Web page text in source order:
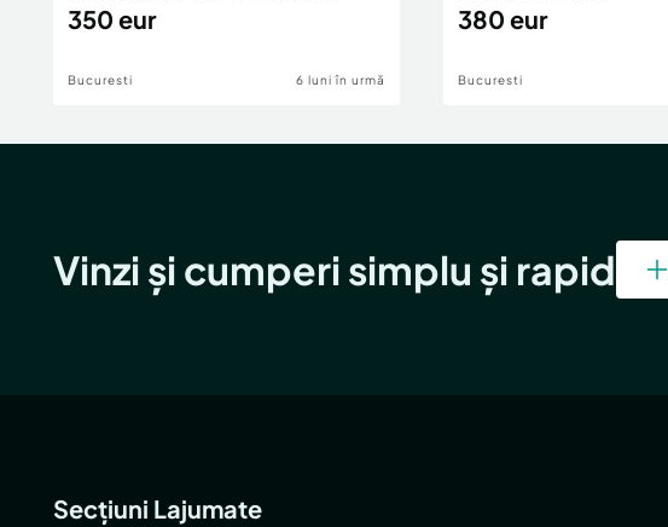
350 eur
Bucuresti 6 luni în urmă
380 eur
Bucuresti
Vinzi și cumperi simplu și rapid
Secțiuni Lajumate